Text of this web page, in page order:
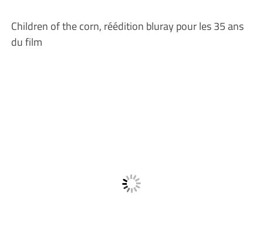
Children of the corn, réédition bluray pour les 35 ans
du film